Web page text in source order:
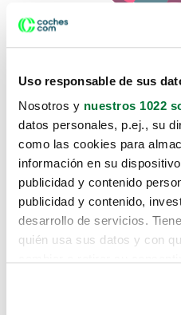
Uso responsable de sus
Nosotros y nuestros 1022
datos personales, p.ej., su
como las cookies para
información en su
publicidad y contenido
publicidad y contenido,
desarrollo de servicios.
quién usa sus datos y con
Lo sentimos, no
te hemos traido
Pero puedes encontrar el
buscando en alguno de